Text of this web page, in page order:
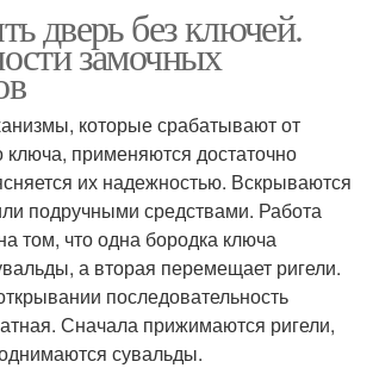
дверь без ключей.
замочных
которые срабатывают от
ключа, применяются достаточно
их надежностью. Вскрываются
подручными средствами. Работа
том, что одна бородка ключа
а вторая перемещает ригели.
последовательность
Сначала прижимаются ригели,
сувальды.